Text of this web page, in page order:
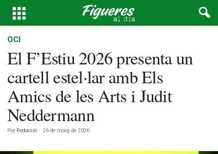
OCI
El F’Estiu 2026 presenta un
cartell estel·lar amb Els
Amics de les Arts i Judit
Neddermann
Por Redacció - 26 de maig de 2026